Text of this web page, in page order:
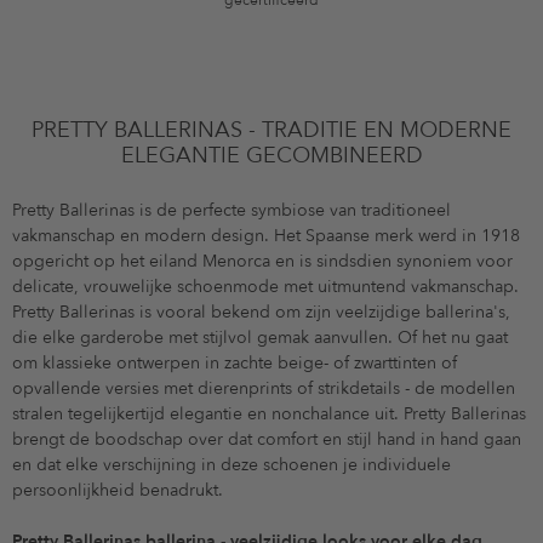
PRETTY BALLERINAS - TRADITIE EN MODERNE
ELEGANTIE GECOMBINEERD
Pretty Ballerinas is de perfecte symbiose van traditioneel
vakmanschap en modern design. Het Spaanse merk werd in 1918
opgericht op het eiland Menorca en is sindsdien synoniem voor
delicate, vrouwelijke schoenmode met uitmuntend vakmanschap.
Pretty Ballerinas is vooral bekend om zijn veelzijdige ballerina's,
die elke garderobe met stijlvol gemak aanvullen. Of het nu gaat
om klassieke ontwerpen in zachte beige- of zwarttinten of
opvallende versies met dierenprints of strikdetails - de modellen
stralen tegelijkertijd elegantie en nonchalance uit. Pretty Ballerinas
brengt de boodschap over dat comfort en stijl hand in hand gaan
en dat elke verschijning in deze schoenen je individuele
persoonlijkheid benadrukt.